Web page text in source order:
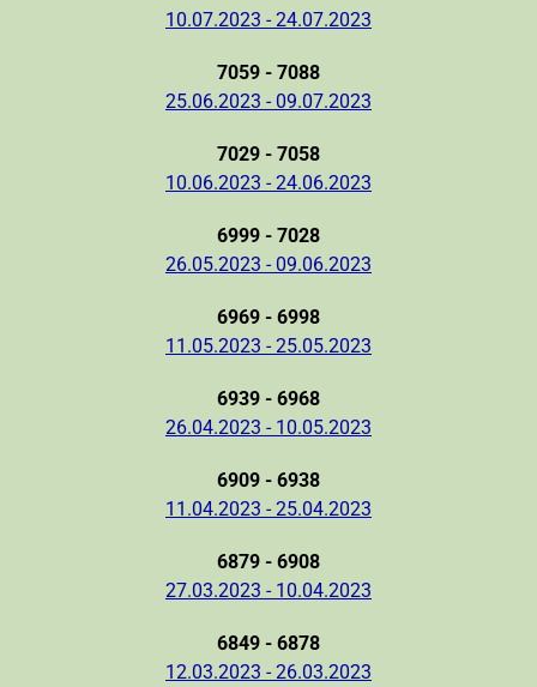
10.07.2023 - 24.07.2023
7059 - 7088
25.06.2023 - 09.07.2023
7029 - 7058
10.06.2023 - 24.06.2023
6999 - 7028
26.05.2023 - 09.06.2023
6969 - 6998
11.05.2023 - 25.05.2023
6939 - 6968
26.04.2023 - 10.05.2023
6909 - 6938
11.04.2023 - 25.04.2023
6879 - 6908
27.03.2023 - 10.04.2023
6849 - 6878
12.03.2023 - 26.03.2023